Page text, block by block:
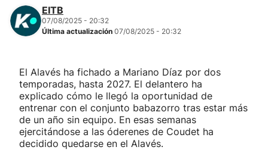
"Helmuga"
EITB
07/08/2025 - 20:32
Última actualización 07/08/2025 - 20:32
El Alavés ha fichado a Mariano Díaz por dos
temporadas, hasta 2027. El delantero ha
explicado cómo le llegó la oportunidad de
entrenar con el conjunto babazorro tras estar más
de un año sin equipo. En esas semanas
ejercitándose a las óderenes de Coudet ha
decidido quedarse en el Alavés.